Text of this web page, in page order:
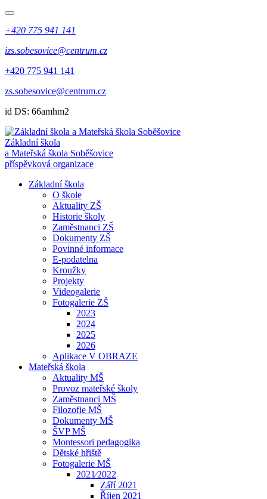
+420 775 941 141
izs.sobesovice@centrum.cz
+420 775 941 141
zs.sobesovice@centrum.cz
id DS: 66amhm2
Základní škola
a Mateřská škola Soběšovice
příspěvková organizace
Základní škola
O škole
Aktuality ZŠ
Historie školy
Zaměstnanci ZŠ
Dokumenty ZŠ
Povinné informace
E-podatelna
Kroužky
Projekty
Videogalerie
Fotogalerie ZŠ
2023
2024
2025
2026
Aplikace V OBRAZE
Mateřská škola
Aktuality MŠ
Provoz mateřské školy
Zaměstnanci MŠ
Filozofie MŠ
Dokumenty MŠ
ŠVP MŠ
Montessori pedagogika
Dětské hřiště
Fotogalerie MŠ
2021⁄2022
Září 2021
Říjen 2021